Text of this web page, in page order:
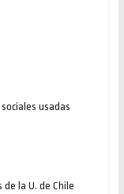
usadas
la U. de Chile